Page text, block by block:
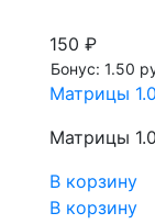
150 ₽
Бонус: 1.50
Матрицы
Матрицы
В корзину
В корзину